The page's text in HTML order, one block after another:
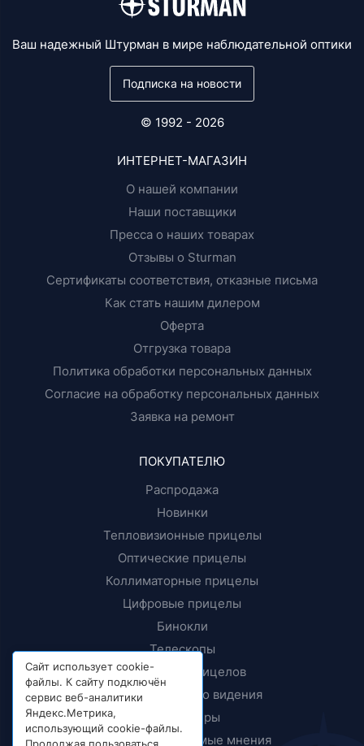
Ваш надежный Штурман в мире наблюдательной оптики
Подписка на новости
© 1992 - 2026
ИНТЕРНЕТ-МАГАЗИН
О нашей компании
Наши поставщики
Пресса о наших товарах
Отзывы о Sturman
Сертификаты соответствия, отказные письма
Как стать нашим дилером
Оферта
Отгрузка товара
Политика обработки персональных данных
Согласие на обработку персональных данных
Заявка на ремонт
ПОКУПАТЕЛЮ
Распродажа
Новинки
Тепловизионные прицелы
Оптические прицелы
Коллиматорные прицелы
Цифровые прицелы
Бинокли
Телескопы
Крепления прицелов
Приборы ночного видения
Дальномеры
Тесты и независимые мнения
Сайт использует cookie-
файлы. К сайту подключён
сервис веб-аналитики
Яндекс.Метрика,
использующий cookie-файлы.